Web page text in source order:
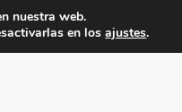
nuestra web.
en losajustes.